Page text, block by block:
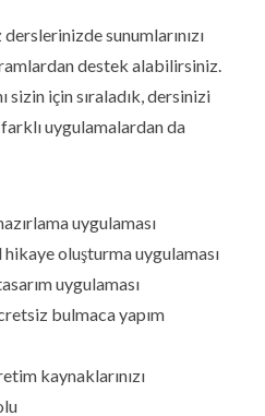
sunumlarınızı
destek alabilirsiniz.
sizin için sıraladık, dersinizi
uygulamalardan da
uygulaması
oluşturma uygulaması
uygulaması
bulmaca yapım
kaynaklarınızı